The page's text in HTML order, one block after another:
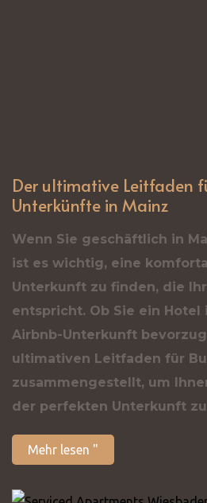
Der ultimative Leitfaden
Unterkünfte in Mainz
Wenn Sie geschäftlich in
ist es wichtig, eine
Unterkunft zu finden, die
entspricht. Ob Sie ein Hotel
Airbnb-Unterkunft
ultimativen Leitfaden für
zusammengestellt, um
der perfekten Unterkunft
Mehr lesen "